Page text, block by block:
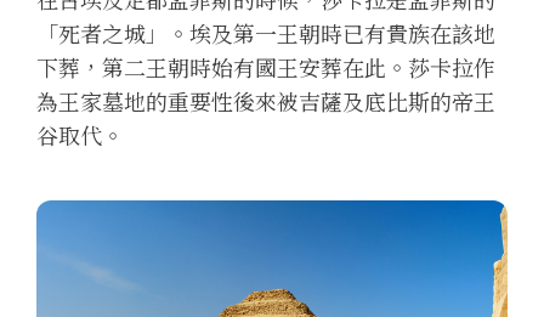
「死者之城」。埃及第一王朝時已有貴族在該地
下葬，第二王朝時始有國王安葬在此。莎卡拉作
為王家墓地的重要性後來被吉薩及底比斯的帝王
谷取代。